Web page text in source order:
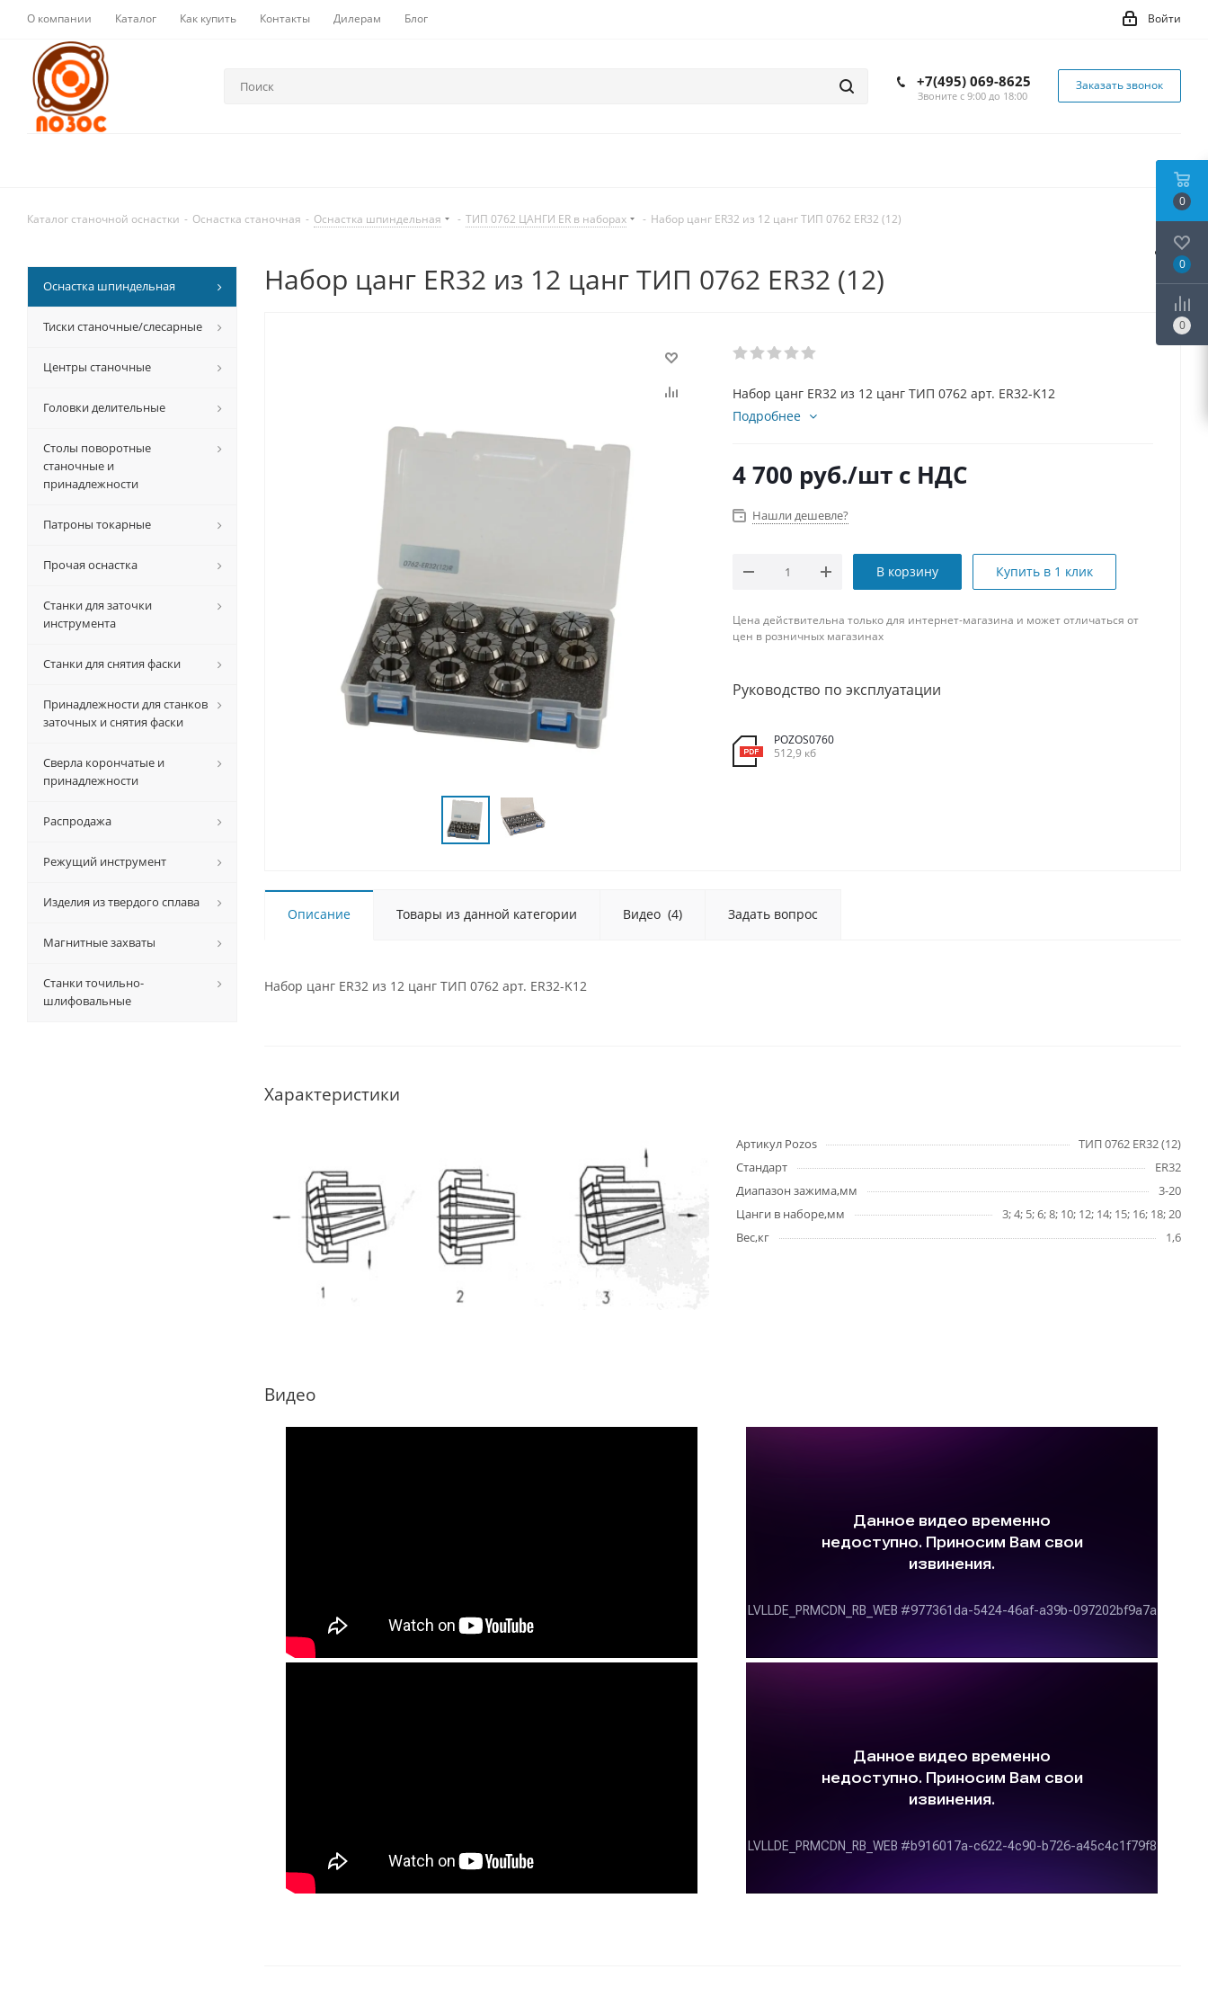
О компании Каталог Как купить Контакты Дилерам Блог Войти
+7(495) 069-8625
Звоните с 9:00 до 18:00
Заказать звонок
Каталог станочной оснастки - Оснастка станочная - Оснастка шпиндельная - ТИП 0762 ЦАНГИ ER в наборах - Набор цанг ER32 из 12 цанг ТИП 0762 ER32 (12)
Набор цанг ER32 из 12 цанг ТИП 0762 ER32 (12)
Набор цанг ER32 из 12 цанг ТИП 0762 арт. ER32-K12
Подробнее
4 700 руб./шт с НДС
Нашли дешевле?
В корзину Купить в 1 клик
Цена действительна только для интернет-магазина и может отличаться от
цен в розничных магазинах
Руководство по эксплуатации
POZOS0760
512,9 кб
Описание Товары из данной категории Видео (4) Задать вопрос
Набор цанг ER32 из 12 цанг ТИП 0762 арт. ER32-K12
Характеристики
Артикул Pozos
ТИП 0762 ER32 (12)
Стандарт
ER32
Диапазон зажима,мм
3-20
Цанги в наборе,мм
3; 4; 5; 6; 8; 10; 12; 14; 15; 16; 18; 20
Вес,кг
1,6
Видео
Оснастка шпиндельная
Тиски станочные/слесарные
Центры станочные
Головки делительные
Столы поворотные
станочные и
принадлежности
Патроны токарные
Прочая оснастка
Станки для заточки
инструмента
Станки для снятия фаски
Принадлежности для станков
заточных и снятия фаски
Сверла корончатые и
принадлежности
Распродажа
Режущий инструмент
Изделия из твердого сплава
Магнитные захваты
Станки точильно-
шлифовальные
0
0
0